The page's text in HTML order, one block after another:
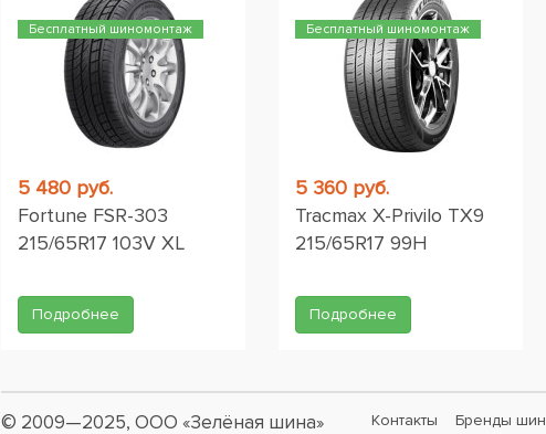
Бесплатный шиномонтаж
5 480 руб.
Fortune FSR-303
215/65R17 103V XL
Подробнее
Бесплатный шиномонтаж
5 360 руб.
Tracmax X-Privilo TX9
215/65R17 99H
Подробнее
© 2009—2025, ООО «Зелёная шина» Контакты Бренды шин